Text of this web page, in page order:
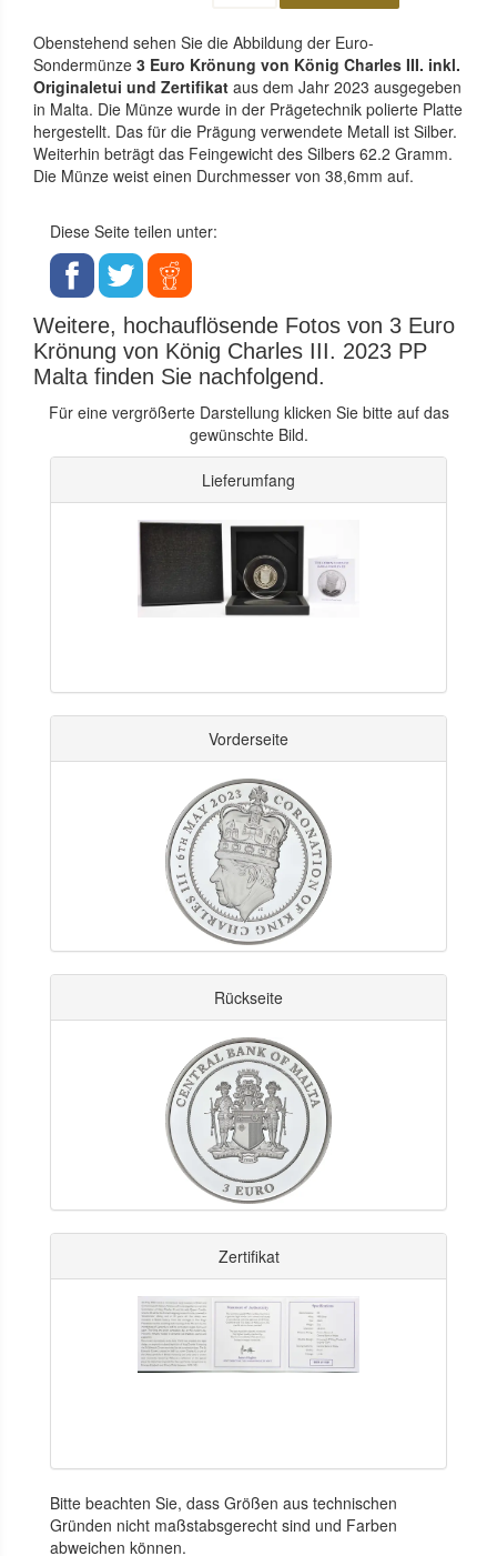
Obenstehend sehen Sie die Abbildung der Euro-
Sondermünze 3 Euro Krönung von König Charles III. inkl.
Originaletui und Zertifikat aus dem Jahr 2023 ausgegeben
in Malta. Die Münze wurde in der Prägetechnik polierte Platte
hergestellt. Das für die Prägung verwendete Metall ist Silber.
Weiterhin beträgt das Feingewicht des Silbers 62.2 Gramm.
Die Münze weist einen Durchmesser von 38,6mm auf.
Diese Seite teilen unter:
Weitere, hochauflösende Fotos von 3 Euro
Krönung von König Charles III. 2023 PP
Malta finden Sie nachfolgend.
Für eine vergrößerte Darstellung klicken Sie bitte auf das
gewünschte Bild.
Lieferumfang
Vorderseite
Rückseite
Zertifikat
Bitte beachten Sie, dass Größen aus technischen
Gründen nicht maßstabsgerecht sind und Farben
abweichen können.